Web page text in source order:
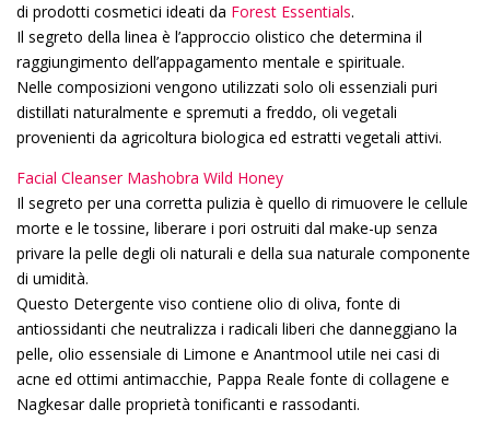
di prodotti cosmetici ideati da Forest Essentials.
Il segreto della linea è l’approccio olistico che determina il
raggiungimento dell’appagamento mentale e spirituale.
Nelle composizioni vengono utilizzati solo oli essenziali puri
distillati naturalmente e spremuti a freddo, oli vegetali
provenienti da agricoltura biologica ed estratti vegetali attivi.
Facial Cleanser Mashobra Wild Honey
Il segreto per una corretta pulizia è quello di rimuovere le cellule
morte e le tossine, liberare i pori ostruiti dal make-up senza
privare la pelle degli oli naturali e della sua naturale componente
di umidità.
Questo Detergente viso contiene olio di oliva, fonte di
antiossidanti che neutralizza i radicali liberi che danneggiano la
pelle, olio essensiale di Limone e Anantmool utile nei casi di
acne ed ottimi antimacchie, Pappa Reale fonte di collagene e
Nagkesar dalle proprietà tonificanti e rassodanti.